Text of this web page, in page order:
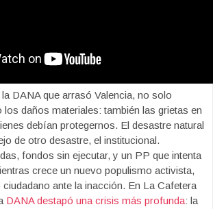
DANA que arrasó Valencia, no solo
daños materiales: también las grietas en
debían protegernos. El desastre natural
de otro desastre, el institucional.
fondos sin ejecutar, y un PP que intenta
crece un nuevo populismo activista,
ante la inacción. En La Cafetera
DANA destapó una crisis más profunda: la